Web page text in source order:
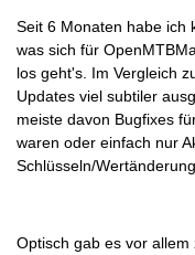
Seit 6 Monaten habe ich
was sich für
los geht's. Im Vergleich
Updates viel subtiler
meiste davon Bugfixes
waren oder einfach nur
Schlüsseln/
Optisch gab es vor